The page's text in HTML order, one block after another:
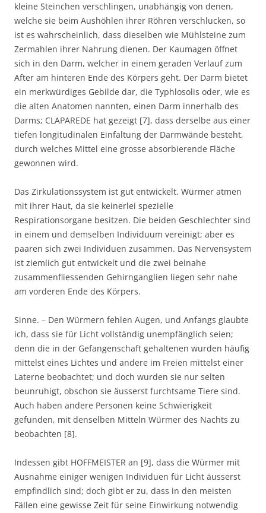
kleine Steinchen verschlingen, unabhängig von denen,
welche sie beim Aushöhlen ihrer Röhren verschlucken, so
ist es wahrscheinlich, dass dieselben wie Mühlsteine zum
Zermahlen ihrer Nahrung dienen. Der Kaumagen öffnet
sich in den Darm, welcher in einem geraden Verlauf zum
After am hinteren Ende des Körpers geht. Der Darm bietet
ein merkwürdiges Gebilde dar, die Typhlosolis oder, wie es
die alten Anatomen nannten, einen Darm innerhalb des
Darms; CLAPAREDE hat gezeigt [7], dass derselbe aus einer
tiefen longitudinalen Einfaltung der Darmwände besteht,
durch welches Mittel eine grosse absorbierende Fläche
gewonnen wird.
Das Zirkulationssystem ist gut entwickelt. Würmer atmen
mit ihrer Haut, da sie keinerlei spezielle
Respirationsorgane besitzen. Die beiden Geschlechter sind
in einem und demselben Individuum vereinigt; aber es
paaren sich zwei Individuen zusammen. Das Nervensystem
ist ziemlich gut entwickelt und die zwei beinahe
zusammenfliessenden Gehirnganglien liegen sehr nahe
am vorderen Ende des Körpers.
Sinne. – Den Würmern fehlen Augen, und Anfangs glaubte
ich, dass sie für Licht vollständig unempfänglich seien;
denn die in der Gefangenschaft gehaltenen wurden häufig
mittelst eines Lichtes und andere im Freien mittelst einer
Laterne beobachtet; und doch wurden sie nur selten
beunruhigt, obschon sie äusserst furchtsame Tiere sind.
Auch haben andere Personen keine Schwierigkeit
gefunden, mit denselben Mitteln Würmer des Nachts zu
beobachten [8].
Indessen gibt HOFFMEISTER an [9], dass die Würmer mit
Ausnahme einiger wenigen Individuen für Licht äusserst
empfindlich sind; doch gibt er zu, dass in den meisten
Fällen eine gewisse Zeit für seine Einwirkung notwendig